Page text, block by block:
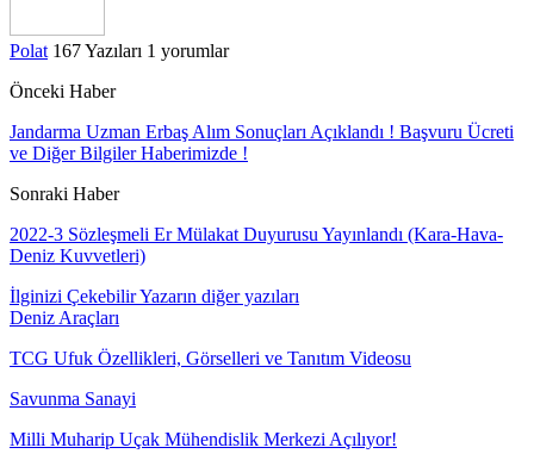
Polat 167 Yazıları 1 yorumlar
Önceki Haber
Jandarma Uzman Erbaş Alım Sonuçları Açıklandı ! Başvuru Ücreti
ve Diğer Bilgiler Haberimizde !
Sonraki Haber
2022-3 Sözleşmeli Er Mülakat Duyurusu Yayınlandı (Kara-Hava-
Deniz Kuvvetleri)
İlginizi ÇekebilirYazarın diğer yazıları
Deniz Araçları
TCG Ufuk Özellikleri, Görselleri ve Tanıtım Videosu
Savunma Sanayi
Milli Muharip Uçak Mühendislik Merkezi Açılıyor!